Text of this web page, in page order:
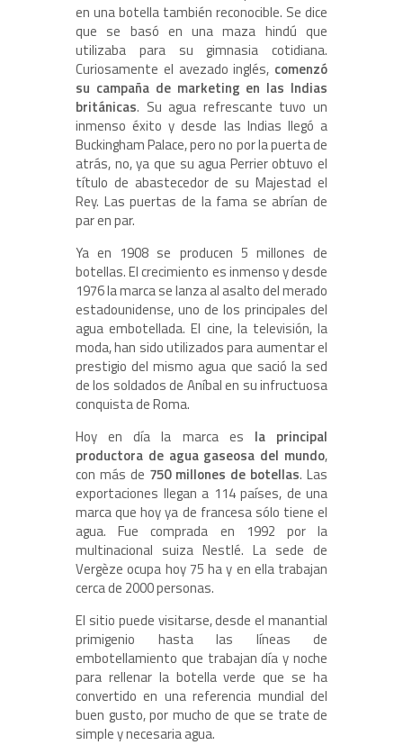
en una botella también reconocible. Se dice
que se basó en una maza hindú que
utilizaba para su gimnasia cotidiana.
Curiosamente el avezado inglés, comenzó
su campaña de marketing en las Indias
británicas. Su agua refrescante tuvo un
inmenso éxito y desde las Indias llegó a
Buckingham Palace, pero no por la puerta de
atrás, no, ya que su agua Perrier obtuvo el
título de abastecedor de su Majestad el
Rey. Las puertas de la fama se abrían de
par en par.
Ya en 1908 se producen 5 millones de
botellas. El crecimiento es inmenso y desde
1976 la marca se lanza al asalto del merado
estadounidense, uno de los principales del
agua embotellada. El cine, la televisión, la
moda, han sido utilizados para aumentar el
prestigio del mismo agua que sació la sed
de los soldados de Aníbal en su infructuosa
conquista de Roma.
Hoy en día la marca es la principal
productora de agua gaseosa del mundo,
con más de 750 millones de botellas. Las
exportaciones llegan a 114 países, de una
marca que hoy ya de francesa sólo tiene el
agua. Fue comprada en 1992 por la
multinacional suiza Nestlé. La sede de
Vergèze ocupa hoy 75 ha y en ella trabajan
cerca de 2000 personas.
El sitio puede visitarse, desde el manantial
primigenio hasta las líneas de
embotellamiento que trabajan día y noche
para rellenar la botella verde que se ha
convertido en una referencia mundial del
buen gusto, por mucho de que se trate de
simple y necesaria agua.